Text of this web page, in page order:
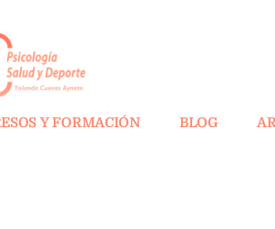
Y FORMACIÓN BLOG